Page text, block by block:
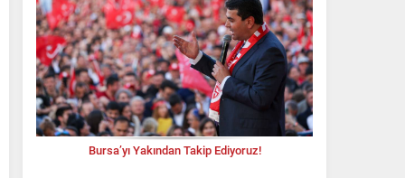
Bursa’yı Yakından Takip Ediyoruz!